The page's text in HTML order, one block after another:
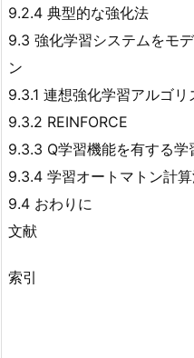
9.2.4 典型的な強化法
9.3 強化学習システムをモ
ン
9.3.1 連想強化学習アルゴリ
9.3.2 REINFORCE
9.3.3 Q学習機能を有する学
9.3.4 学習オートマトン計
9.4 おわりに
文献
索引